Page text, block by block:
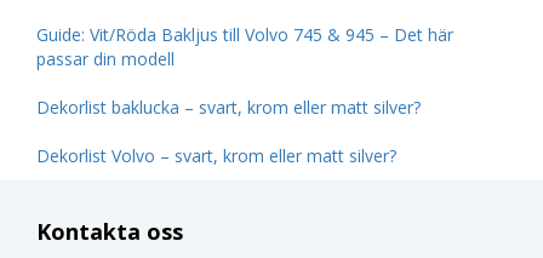
Guide: Vit/Röda Bakljus till Volvo 745 & 945 – Det här
passar din modell
Dekorlist baklucka – svart, krom eller matt silver?
Dekorlist Volvo – svart, krom eller matt silver?
Kontakta oss